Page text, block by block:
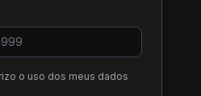
o uso dos meus dados